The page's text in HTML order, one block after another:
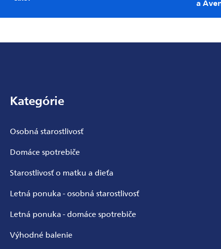
a
Zápätie
Kategórie
Osobná starostlivosť
Domáce spotrebiče
Starostlivosť o matku a dieťa
Letná ponuka - osobná starostlivosť
Letná ponuka - domáce spotrebiče
Výhodné balenie